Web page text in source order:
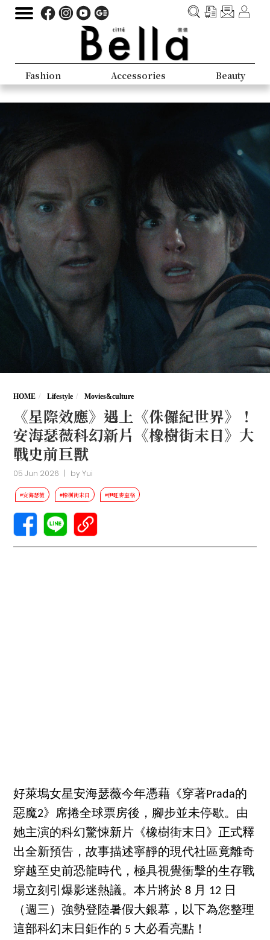
Fashion Accessories Beauty
HOME Lifestyle Movies&culture
《星際效應》遇上《侏儸紀世界》！
安海瑟薇科幻新片《橡樹街末日》大
戰史前巨獸
05 Jun 2026 | byYui
#安海瑟薇 #橡樹街末日 #伊旺麥奎格
好萊塢女星安海瑟薇今年憑藉《穿著Prada的
惡魔2》席捲全球票房後，腳步並未停歇。由
她主演的科幻驚悚新片《橡樹街末日》正式釋
出全新預告，故事描述寧靜的現代社區竟離奇
穿越至史前恐龍時代，極具視覺衝擊的生存戰
場立刻引爆影迷熱議。本片將於 8 月 12 日
（週三）強勢登陸暑假大銀幕，以下為您整理
這部科幻末日鉅作的 5 大必看亮點！